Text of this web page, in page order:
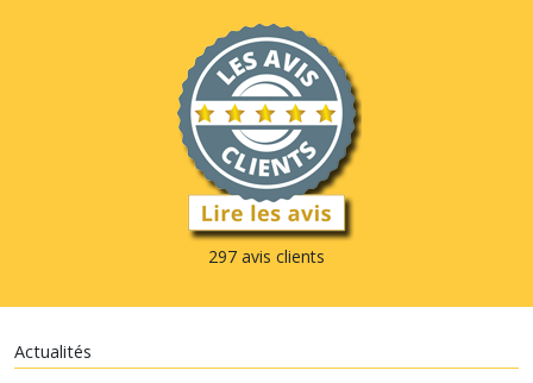
297 avis clients
Actualités